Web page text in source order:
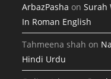
ArbazPasha onSurah
In Roman English
Tahmeena shah on
Hindi Urdu